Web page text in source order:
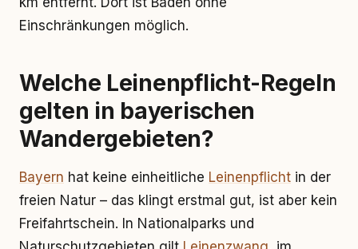
Einschränkungen möglich.
Welche Leinenpflicht-Regeln
gelten in bayerischen
Wandergebieten?
Bayern hat keine einheitliche Leinenpflicht in der
freien Natur – das klingt erstmal gut, ist aber kein
Freifahrtschein. In Nationalparks und